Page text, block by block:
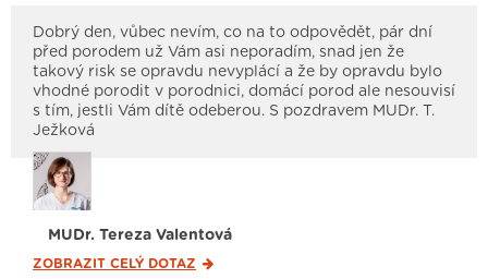
Dobrý den, vůbec nevím, co na to odpovědět, pár dní
před porodem už Vám asi neporadím, snad jen že
takový risk se opravdu nevyplácí a že by opravdu bylo
vhodné porodit v porodnici, domácí porod ale nesouvisí
s tím, jestli Vám dítě odeberou. S pozdravem MUDr. T.
Ježková
MUDr. Tereza Valentová
ZOBRAZIT CELÝ DOTAZ